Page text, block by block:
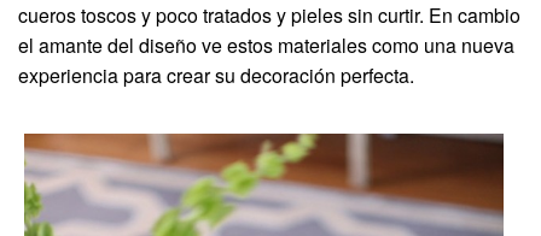
cueros toscos y poco tratados y pieles sin curtir. En cambio
el amante del diseño ve estos materiales como una nueva
experiencia para crear su decoración perfecta.